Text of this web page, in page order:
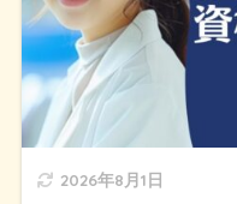
2026年8月1日